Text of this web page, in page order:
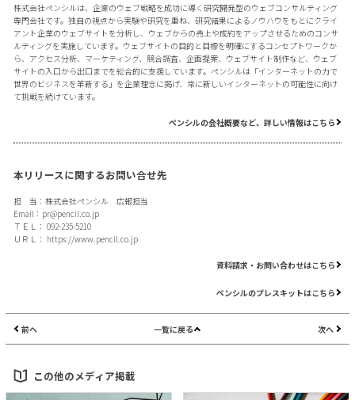
株式会社ペンシルは、企業のウェブ戦略を成功に導く研究開発型のウェブコンサルティング
専門会社です。独自の視点から実験や研究を重ね、研究結果によるノウハウをもとにクライ
アント企業のウェブサイトを分析し、ウェブからの売上や成約をアップさせるためのコンサ
ルティングを実施しています。ウェブサイトの目的と目標を明確にするコンセプトワークか
ら、アクセス分析、マーケティング、競合調査、企画提案、ウェブサイト制作など、ウェブ
サイトの入口から出口までを総合的に支援しています。ペンシルは「インターネットの力で
世界のビジネスを革新する」を企業理念に掲げ、常に新しいインターネットの可能性に向け
て挑戦を続けています。
ペンシルの会社概要など、詳しい情報はこちら
本リリースに関するお問い合せ先
担 当：株式会社ペンシル 広報担当
Email： pr@pencil.co.jp
ＴＥＬ： 092-235-5210
ＵＲＬ： https://www.pencil.co.jp
資料請求・お問い合わせはこちら
ペンシルのプレスキットはこちら
前へ 一覧に戻る 次へ
この他のメディア掲載